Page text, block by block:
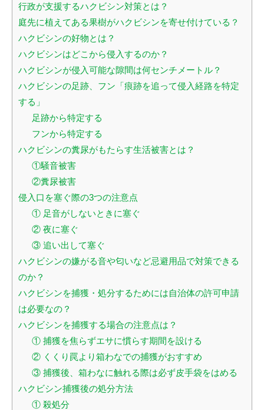
行政が支援するハクビシン対策とは？
庭先に植えてある果樹がハクビシンを寄せ付けている？
ハクビシンの好物とは？
ハクビシンはどこから侵入するのか？
ハクビシンが侵入可能な隙間は何センチメートル？
ハクビシンの足跡、フン「痕跡を追って侵入経路を特定
する」
足跡から特定する
フンから特定する
ハクビシンの糞尿がもたらす生活被害とは？
①騒音被害
②糞尿被害
侵入口を塞ぐ際の3つの注意点
① 足音がしないときに塞ぐ
② 夜に塞ぐ
③ 追い出して塞ぐ
ハクビシンの嫌がる音や匂いなど忌避用品で対策できる
のか？
ハクビシンを捕獲・処分するためには自治体の許可申請
は必要なの？
ハクビシンを捕獲する場合の注意点は？
① 捕獲を焦らずエサに慣らす期間を設ける
② くくり罠より箱わなでの捕獲がおすすめ
③ 捕獲後、箱わなに触れる際は必ず皮手袋をはめる
ハクビシン捕獲後の処分方法
① 殺処分